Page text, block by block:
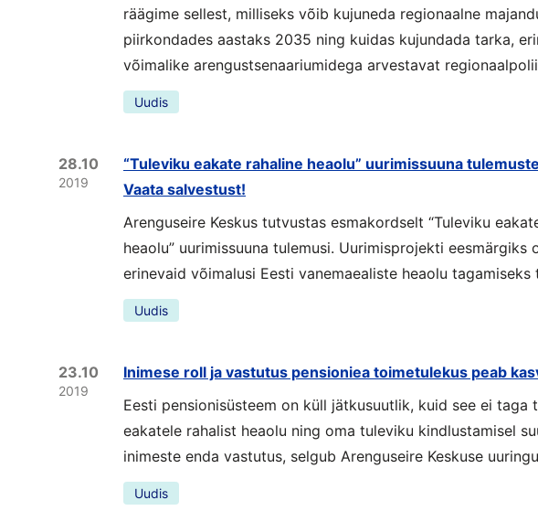
räägime sellest, milliseks võib kujuneda regionaalne
piirkondades aastaks 2035 ning kuidas kujundada tarka,
võimalike arengustsenaariumidega arvestavat
Uudis
28.10
2019
“Tuleviku eakate rahaline heaolu” uurimissuuna
Vaata salvestust!
Arenguseire Keskus tutvustas esmakordselt “Tuleviku
heaolu” uurimissuuna tulemusi. Uurimisprojekti eesmärgiks
erinevaid võimalusi Eesti vanemaealiste heaolu tagamiseks
Uudis
23.10
2019
Inimese roll ja vastutus pensioniea toimetulekus peab
Eesti pensionisüsteem on küll jätkusuutlik, kuid see ei taga
eakatele rahalist heaolu ning oma tuleviku kindlustamisel
inimeste enda vastutus, selgub Arenguseire Keskuse
Uudis